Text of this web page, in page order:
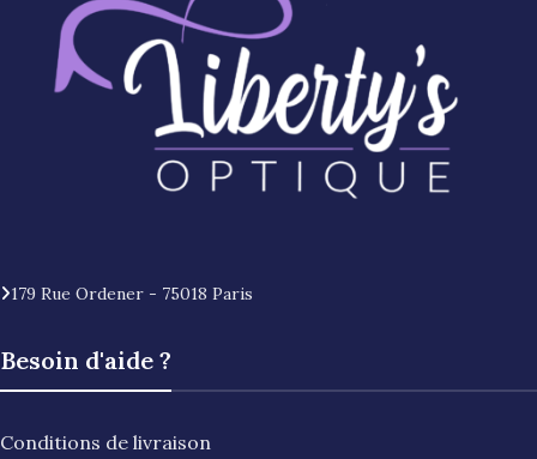
179 Rue Ordener - 75018 Paris
Besoin d'aide ?
Conditions de livraison